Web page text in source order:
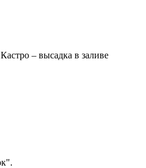
– высадка в заливе